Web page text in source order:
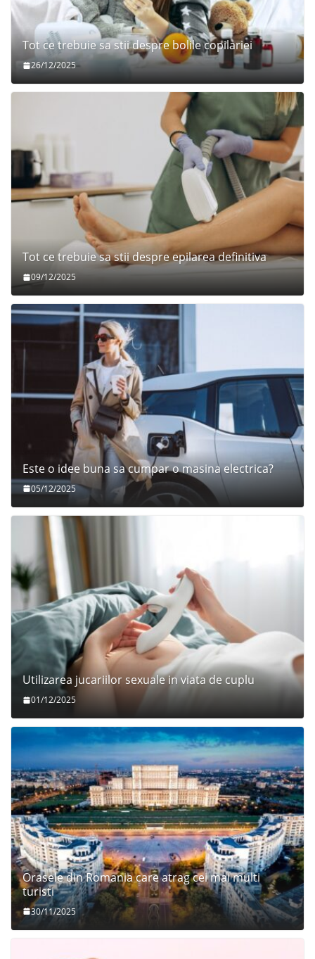
Tot ce trebuie sa stii despre bolile copilariei
26/12/2025
Tot ce trebuie sa stii despre epilarea definitiva
09/12/2025
Este o idee buna sa cumpar o masina electrica?
05/12/2025
Utilizarea jucariilor sexuale in viata de cuplu
01/12/2025
Orasele din Romania care atrag cei mai multi
turisti
30/11/2025